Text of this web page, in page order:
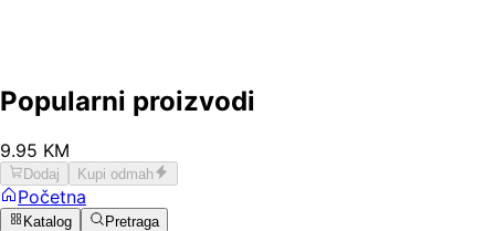
Popularni proizvodi
9.95 KM
Dodaj Kupi odmah
Početna
Katalog Pretraga